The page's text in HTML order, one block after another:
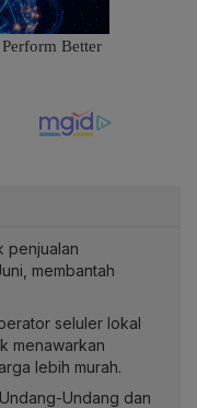
penjualan
membantah
seluler lokal
menawarkan
lebih murah.
Undang dan